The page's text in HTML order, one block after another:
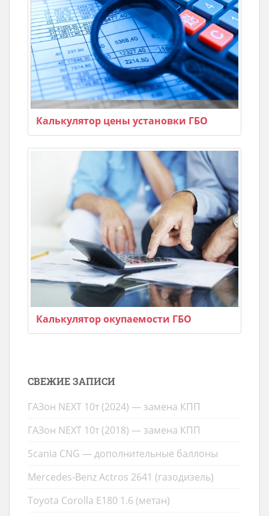
Калькулятор цены установки ГБО
Калькулятор окупаемости ГБО
СВЕЖИЕ ЗАПИСИ
ГАЗон NEXT 10т (2024) — замена КПП
ГАЗон NEXT 10т (2018) — замена КПП
Scania CNG — дополнительные баллоны
Mercedes-Benz Actros 2641 (газодизель)
Toyota Corolla E180 1.6 (метан)